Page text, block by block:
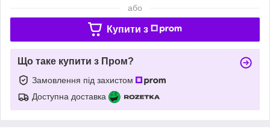
або
Купити з
Що таке купити з Пром?
Замовлення під захистом
Доступна доставка